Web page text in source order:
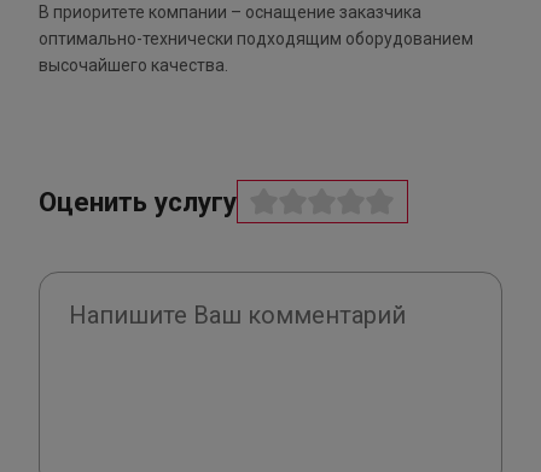
В приоритете компании – оснащение заказчика
оптимально-технически подходящим оборудованием
высочайшего качества.
Оценить услугу